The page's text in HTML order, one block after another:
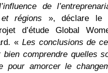
de
régions », déclare le
d’étude Global
« Les conclusions de
bien comprendre quelles
pour amorcer le